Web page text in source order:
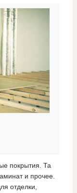
покрытия. Та
и прочее.
отделки,